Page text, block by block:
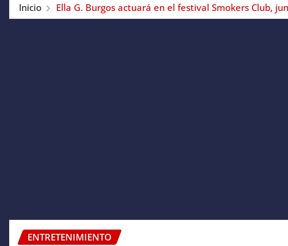
Inicio Ella G. Burgos actuará en el festival Smokers Club,
ENTRETENIMIENTO